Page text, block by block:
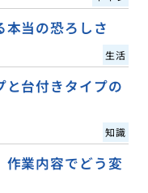
本当の恐ろしさ
生活
と台付きタイプの
知識
作業内容でどう変